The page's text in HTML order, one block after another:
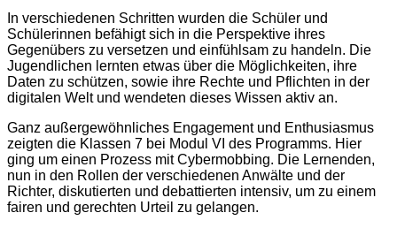
In verschiedenen Schritten wurden die Schüler und
Schülerinnen befähigt sich in die Perspektive ihres
Gegenübers zu versetzen und einfühlsam zu handeln. Die
Jugendlichen lernten etwas über die Möglichkeiten, ihre
Daten zu schützen, sowie ihre Rechte und Pflichten in der
digitalen Welt und wendeten dieses Wissen aktiv an.
Ganz außergewöhnliches Engagement und Enthusiasmus
zeigten die Klassen 7 bei Modul VI des Programms. Hier
ging um einen Prozess mit Cybermobbing. Die Lernenden,
nun in den Rollen der verschiedenen Anwälte und der
Richter, diskutierten und debattierten intensiv, um zu einem
fairen und gerechten Urteil zu gelangen.